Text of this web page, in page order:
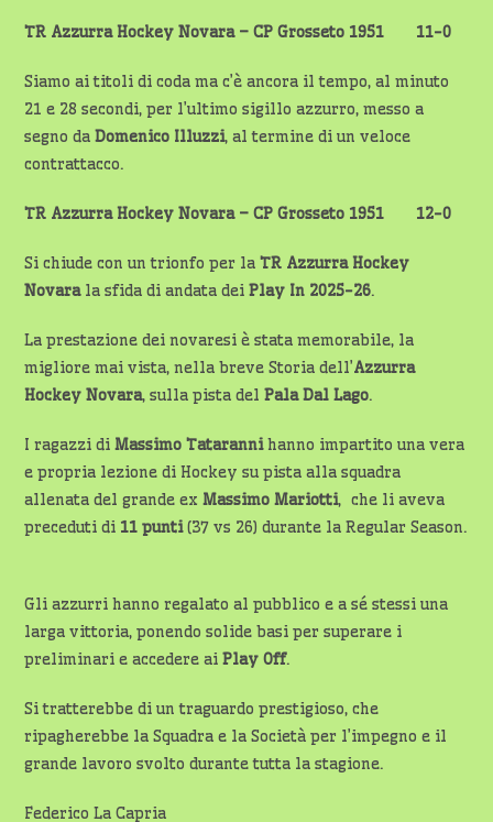
TR Azzurra Hockey Novara – CP Grosseto 1951 11-0
Siamo ai titoli di coda ma c’è ancora il tempo, al minuto
21 e 28 secondi, per l’ultimo sigillo azzurro, messo a
segno daDomenico Illuzzi, al termine di un veloce
contrattacco.
TR Azzurra Hockey Novara – CP Grosseto 1951 12-0
Si chiude con un trionfo per laTR Azzurra Hockey
Novara la sfida di andata deiPlay In 2025-26.
La prestazione dei novaresi è stata memorabile, la
migliore mai vista, nella breve Storia dell’Azzurra
Hockey Novara, sulla pista delPala Dal Lago.
I ragazzi diMassimo Tatarannihanno impartito una vera
e propria lezione di Hockey su pista alla squadra
allenata del grande exMassimo Mariotti, che li aveva
preceduti di 11 punti(37 vs 26) durante la Regular Season.
Gli azzurri hanno regalato al pubblico e a sé stessi una
larga vittoria, ponendo solide basi per superare i
preliminari e accedere aiPlay Off.
Si tratterebbe di un traguardo prestigioso, che
ripagherebbe la Squadra e la Società per l’impegno e il
grande lavoro svolto durante tutta la stagione.
Federico La Capria